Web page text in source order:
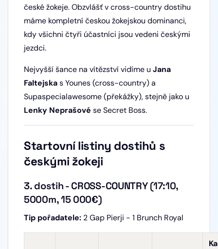
české žokeje. Obzvlášť v cross-country dostihu
máme kompletní českou žokejskou dominanci,
kdy všichni čtyři účastníci jsou vedeni českými
jezdci.
Nejvyšší šance na vítězství vidíme u Jana
Faltejskas Younes (cross-country) a
Supaspecialawesome (překážky), stejně jako u
Lenky Neprašové se Secret Boss.
Startovní listiny dostihů s
českými žokeji
3. dostih - CROSS-COUNTRY (17:10,
5000m, 15 000€)
Tip pořadatele: 2 Gap Pierji - 1 Brunch Royal